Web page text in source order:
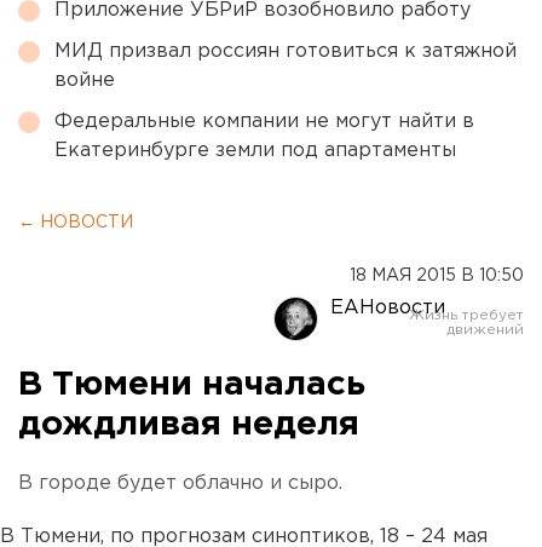
Приложение УБРиР возобновило работу
МИД призвал россиян готовиться к затяжной
войне
Федеральные компании не могут найти в
Екатеринбурге земли под апартаменты
← НОВОСТИ
18 МАЯ 2015 В 10:50
ЕАНовости
В Тюмени началась
дождливая неделя
В городе будет облачно и сыро.
В Тюмени, по прогнозам синоптиков, 18 – 24 мая